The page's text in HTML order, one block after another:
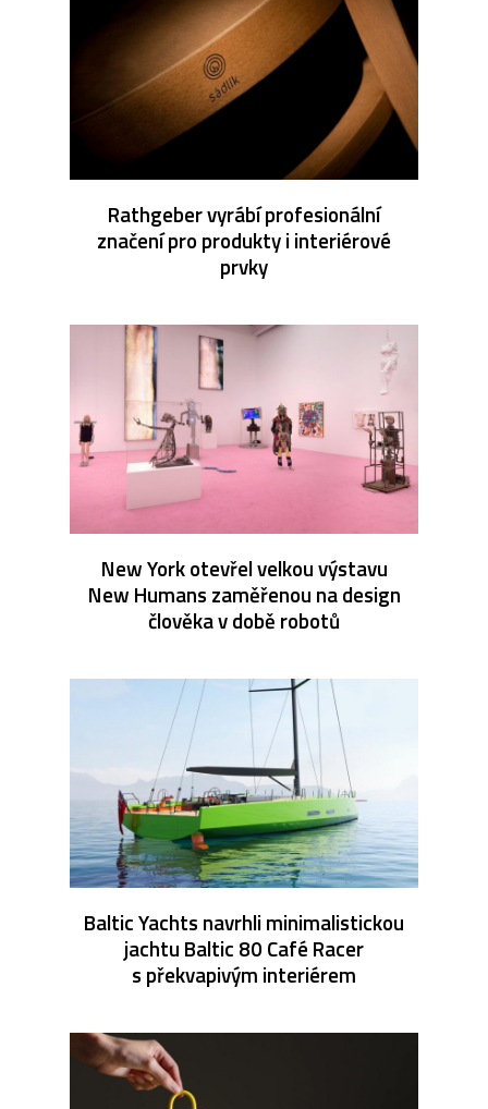
Rathgeber vyrábí profesionální
značení pro produkty i interiérové
prvky
New York otevřel velkou výstavu
New Humans zaměřenou na design
člověka v době robotů
Baltic Yachts navrhli minimalistickou
jachtu Baltic 80 Café Racer
s překvapivým interiérem